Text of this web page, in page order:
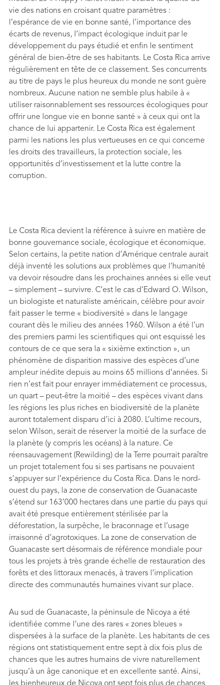
vie des nations en croisant quatre paramètres :
l’espérance de vie en bonne santé, l’importance des
écarts de revenus, l’impact écologique induit par le
développement du pays étudié et enﬁn le sentiment
général de bien-être de ses habitants. Le Costa Rica arrive
régulièrement en tête de ce classement. Ses concurrents
au titre de pays le plus heureux du monde ne sont guère
nombreux. Aucune nation ne semble plus habile à «
utiliser raisonnablement ses ressources écologiques pour
offrir une longue vie en bonne santé » à ceux qui ont la
chance de lui appartenir. Le Costa Rica est également
parmi les nations les plus vertueuses en ce qui concerne
les droits des travailleurs, la protection sociale, les
opportunités d’investissement et la lutte contre la
corruption.
Le Costa Rica devient la référence à suivre en matière de
bonne gouvernance sociale, écologique et économique.
Selon certains, la petite nation d’Amérique centrale aurait
déjà inventé les solutions aux problèmes que l’humanité
va devoir résoudre dans les prochaines années si elle veut
– simplement – survivre. C’est le cas d’Edward O. Wilson,
un biologiste et naturaliste américain, célèbre pour avoir
fait passer le terme « biodiversité » dans le langage
courant dès le milieu des années 1960. Wilson a été l’un
des premiers parmi les scientiﬁques qui ont esquissé les
contours de ce que sera la « sixième extinction », un
phénomène de disparition massive des espèces d’une
ampleur inédite depuis au moins 65 millions d’années. Si
rien n’est fait pour enrayer immédiatement ce processus,
un quart – peut-être la moitié – des espèces vivant dans
les régions les plus riches en biodiversité de la planète
auront totalement disparu d’ici à 2080. L’ultime recours,
selon Wilson, serait de réserver la moitié de la surface de
la planète (y compris les océans) à la nature. Ce
réensauvagement (Rewilding) de la Terre pourrait paraître
un projet totalement fou si ses partisans ne pouvaient
s’appuyer sur l’expérience du Costa Rica. Dans le nord-
ouest du pays, la zone de conservation de Guanacaste
s’étend sur 163’000 hectares dans une partie du pays qui
avait été presque entièrement stérilisée par la
déforestation, la surpêche, le braconnage et l’usage
irraisonné d’agrotoxiques. La zone de conservation de
Guanacaste sert désormais de référence mondiale pour
tous les projets à très grande échelle de restauration des
forêts et des littoraux menacés, à travers l’implication
directe des communautés humaines vivant sur place.
Au sud de Guanacaste, la péninsule de Nicoya a été
identiﬁée comme l’une des rares « zones bleues »
dispersées à la surface de la planète. Les habitants de ces
régions ont statistiquement entre sept à dix fois plus de
chances que les autres humains de vivre naturellement
jusqu’à un âge canonique et en excellente santé. Ainsi,